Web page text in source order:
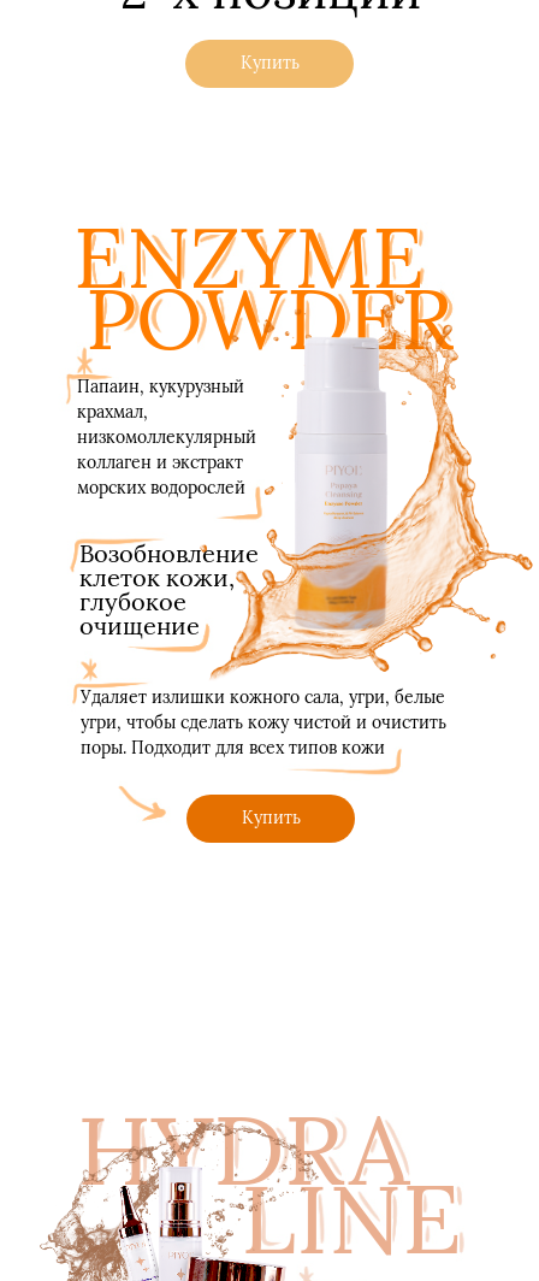
Купить
ENZYME
POWDER
Купить
Возобновление
клеток кожи,
глубокое
очищение
Папаин, кукурузный
крахмал,
низкомоллекулярный
коллаген и экстракт
морских водорослей
Удаляет излишки кожного сала, угри, белые
угри, чтобы сделать кожу чистой и очистить
поры. Подходит для всех типов кожи
HYDRA
LINE